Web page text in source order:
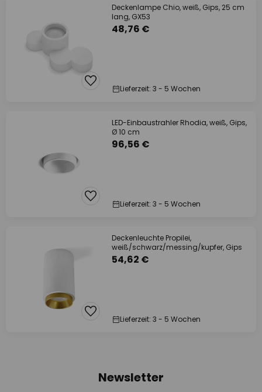
Deckenlampe Chio, weiß, Gips, 25 cm
lang, GX53
48,76 €
Lieferzeit: 3 - 5 Wochen
LED-Einbaustrahler Rhodia, weiß, Gips,
Ø 10 cm
96,56 €
Lieferzeit: 3 - 5 Wochen
Deckenleuchte Propilei,
weiß/schwarz/messing/kupfer, Gips
54,62 €
Lieferzeit: 3 - 5 Wochen
Newsletter